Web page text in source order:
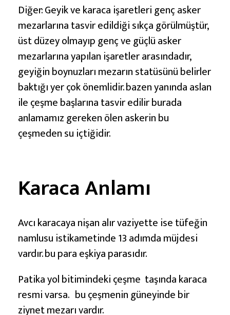
e
t
i
A
n
l
a
m
ı
Diğer: Geyik ve karaca işaretleri genç asker
mezarlarına tasvir edildiği sıkça görülmüştür,
üst düzey olmayıp genç ve güçlü asker
mezarlarına yapılan işaretler arasındadır,
geyiğin boynuzları mezarın statüsünü belirler
baktığı yer çok önemlidir. bazen yanında aslan
ile çeşme başlarına tasvir edilir burada
anlamamız gereken ölen askerin bu
çeşmeden su içtiğidir.
Karaca Anlamı
Avcı karacaya nişan alır vaziyette ise tüfeğin
namlusu istikametinde 13 adımda müjdesi
vardır. bu para eşkiya parasıdır.
Patika yol bitimindeki çeşme taşında karaca
resmi varsa. bu çeşmenin güneyinde bir
ziynet mezarı vardır.